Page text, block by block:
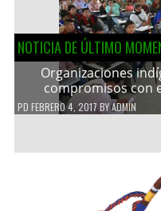
NOTICIA DE ÚLTIMO
Organizaciones
compromisos con
PD FEBRERO 4, 2017 BYADMIN